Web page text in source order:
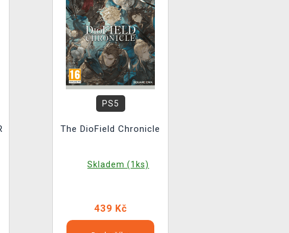
PS5
The DioField Chronicle
Skladem (1ks)
439 Kč